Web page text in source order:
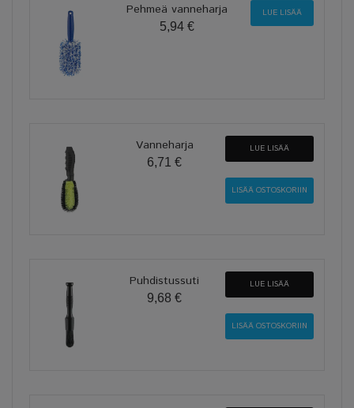
Pehmeä vanneharja
5,94 €
LUE LISÄÄ
Vanneharja
6,71 €
LUE LISÄÄ
Puhdistussuti
9,68 €
LUE LISÄÄ